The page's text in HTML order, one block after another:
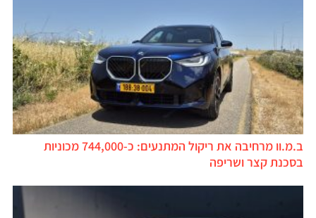
ב.מ.וו מרחיבה את ריקול המתנעים: כ-744,000 מכוניות
בסכנת קצר ושריפה